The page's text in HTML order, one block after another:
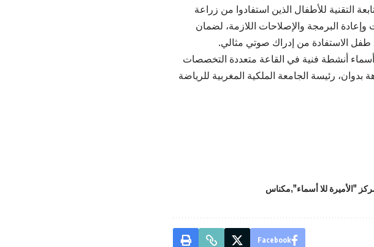
التقنية للأطفال الذين استفادوا من زراعة
البرمجة والإصلاحات اللازمة، لضمان
طفل الاستفادة من إدراك صوتي مثالي.
أسماء أنشطة فنية في القاعة متعددة التخصصات
رئيسة الجامعة الملكية المغربية للرياضة
"الأميرة للا أسماء" مكناس
Facebook